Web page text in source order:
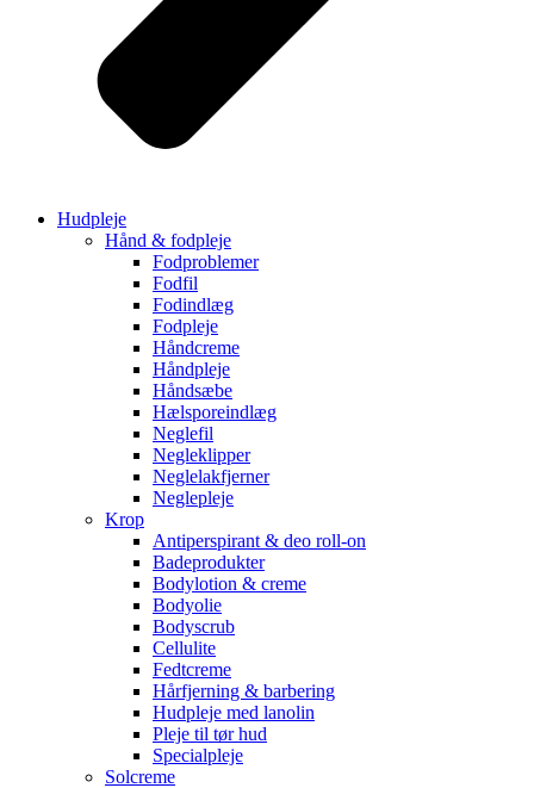
Hudpleje
Hånd & fodpleje
Fodproblemer
Fodfil
Fodindlæg
Fodpleje
Håndcreme
Håndpleje
Håndsæbe
Hælsporeindlæg
Neglefil
Negleklipper
Neglelakfjerner
Neglepleje
Krop
Antiperspirant & deo roll-on
Badeprodukter
Bodylotion & creme
Bodyolie
Bodyscrub
Cellulite
Fedtcreme
Hårfjerning & barbering
Hudpleje med lanolin
Pleje til tør hud
Specialpleje
Solcreme